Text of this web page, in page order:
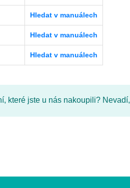
Hledat v manuálech
Hledat v manuálech
Hledat v manuálech
které jste u nás nakoupili? Nevadí,